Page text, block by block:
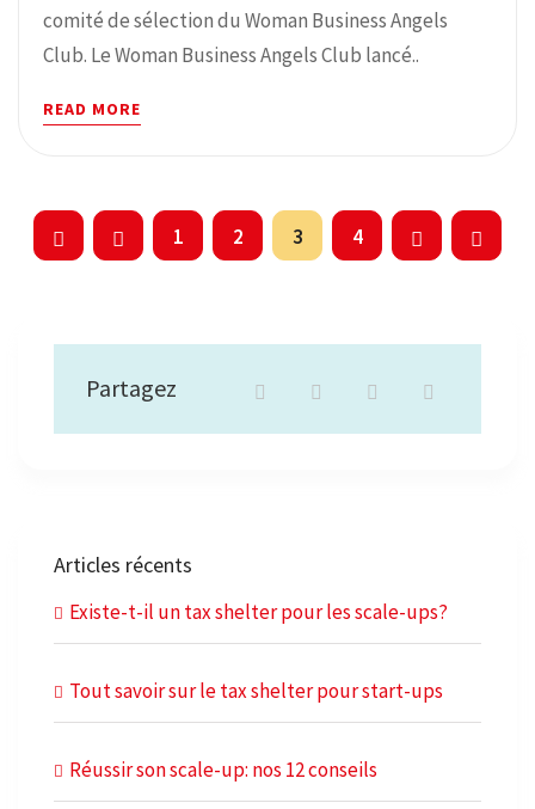
comité de sélection du Woman Business Angels
Club. Le Woman Business Angels Club lancé..
READ MORE
1 2 3 4
Partagez
Articles récents
Existe-t-il un tax shelter pour les scale-ups?
Tout savoir sur le tax shelter pour start-ups
Réussir son scale-up: nos 12 conseils